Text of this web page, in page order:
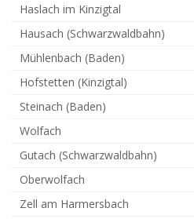
Haslach im Kinzigtal
Hausach (Schwarzwaldbahn)
Mühlenbach (Baden)
Hofstetten (Kinzigtal)
Steinach (Baden)
Wolfach
Gutach (Schwarzwaldbahn)
Oberwolfach
Zell am Harmersbach